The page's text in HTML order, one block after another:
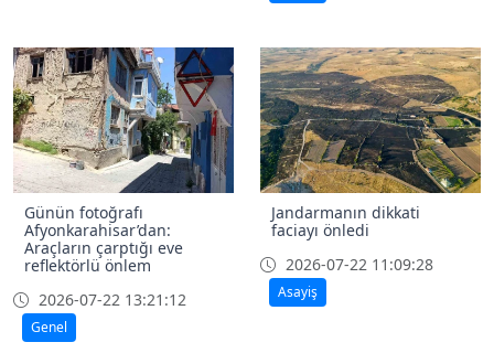
Günün fotoğrafı
Afyonkarahisar’dan:
Araçların çarptığı eve
reflektörlü önlem
2026-07-22 13:21:12
Genel
Jandarmanın dikkati
faciayı önledi
2026-07-22 11:09:28
Asayiş